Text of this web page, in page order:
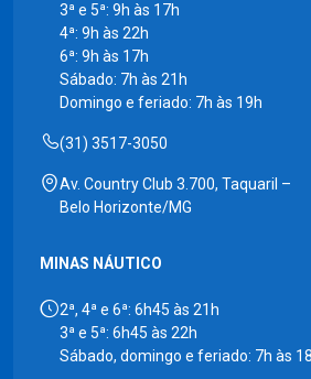
3ª e 5ª: 9h às 17h
4ª: 9h às 22h
6ª: 9h às 17h
Sábado: 7h às 21h
Domingo e feriado: 7h às 19h
(31) 3517-3050
Av. Country Club 3.700, Taquaril –
Belo Horizonte/MG
MINAS NÁUTICO
2ª, 4ª e 6ª: 6h45 às 21h
3ª e 5ª: 6h45 às 22h
Sábado, domingo e feriado: 7h às